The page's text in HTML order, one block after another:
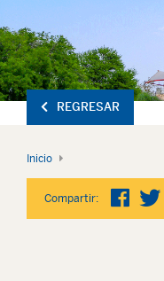
REGRESAR
Inicio
Compartir: